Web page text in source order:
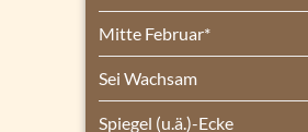
Mitte Februar*
Sei Wachsam
Spiegel (u.ä.)-Ecke